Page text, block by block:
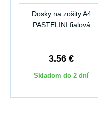
Dosky na zošity A4
PASTELINI fialová
3.56 €
Skladom do 2 dní